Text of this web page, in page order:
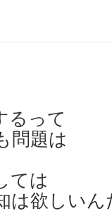
るって
問題は
ては
は欲しいん